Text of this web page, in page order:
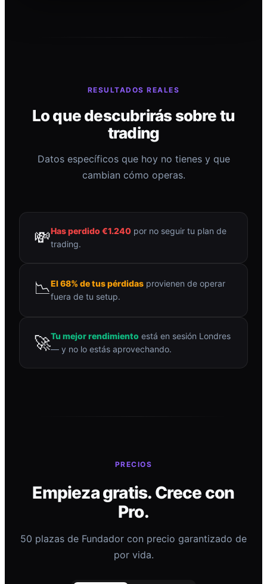
RESULTADOS REALES
Lo que descubrirás sobre tu
trading
Datos específicos que hoy no tienes y que
cambian cómo operas.
💸Has perdido €1.240 por no seguir tu plan de
trading.
📉El 68% de tus pérdidas provienen de operar
fuera de tu setup.
🚀Tu mejor rendimiento está en sesión Londres
— y no lo estás aprovechando.
PRECIOS
Empieza gratis. Crece con
Pro.
50 plazas de Fundador con precio garantizado de
por vida.